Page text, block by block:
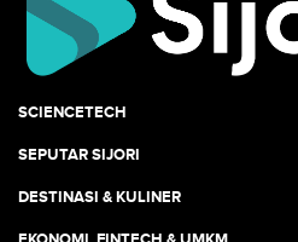
SCIENCETECH
SEPUTAR SIJORI
DESTINASI & KULINER